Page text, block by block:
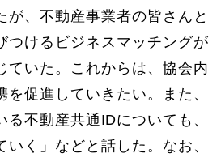
が、不動産事業者の皆さんと
つけるビジネスマッチングが
ていた。これからは、協会内
を促進していきたい。また、
不動産共通IDについても、
いく」などと話した。なお、